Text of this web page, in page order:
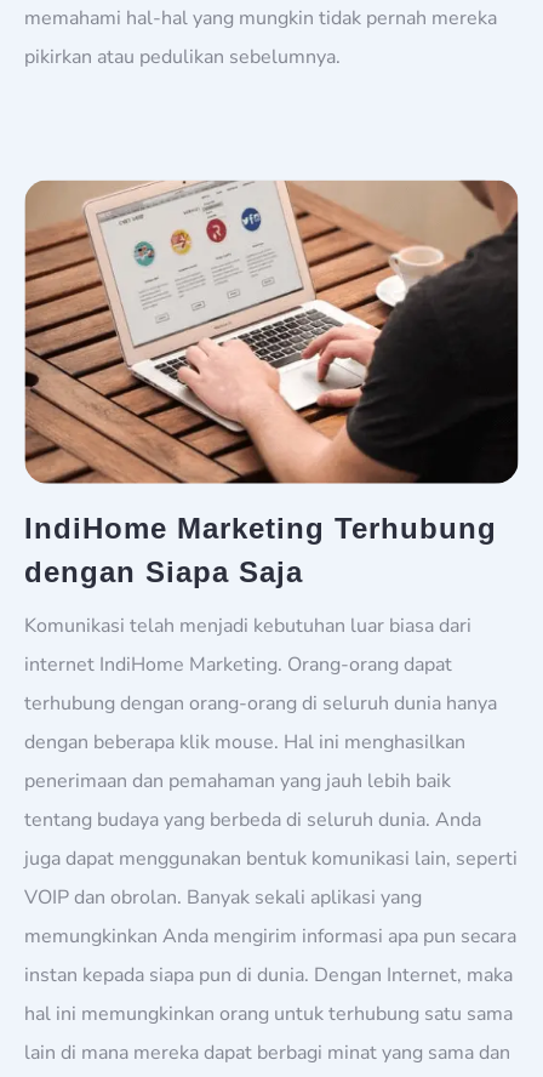
memahami hal-hal yang mungkin tidak pernah mereka
pikirkan atau pedulikan sebelumnya.
IndiHome Marketing Terhubung
dengan Siapa Saja
Komunikasi telah menjadi kebutuhan luar biasa dari
internet IndiHome Marketing. Orang-orang dapat
terhubung dengan orang-orang di seluruh dunia hanya
dengan beberapa klik mouse. Hal ini menghasilkan
penerimaan dan pemahaman yang jauh lebih baik
tentang budaya yang berbeda di seluruh dunia. Anda
juga dapat menggunakan bentuk komunikasi lain, seperti
VOIP dan obrolan. Banyak sekali aplikasi yang
memungkinkan Anda mengirim informasi apa pun secara
instan kepada siapa pun di dunia. Dengan Internet, maka
hal ini memungkinkan orang untuk terhubung satu sama
lain di mana mereka dapat berbagi minat yang sama dan